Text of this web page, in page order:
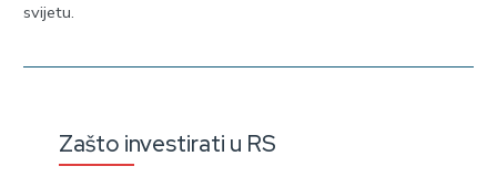
svijetu.
Zašto investirati u RS